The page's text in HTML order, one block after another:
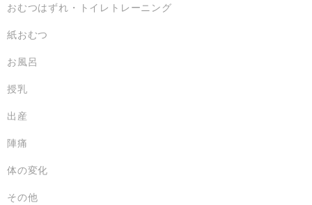
おむつはずれ・トイレトレーニング
紙おむつ
お風呂
授乳
出産
陣痛
体の変化
その他